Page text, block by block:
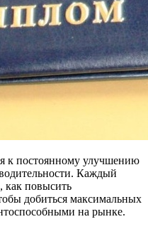
к постоянному улучшению
Каждый
как повысить
добиться максимальных
на рынке.